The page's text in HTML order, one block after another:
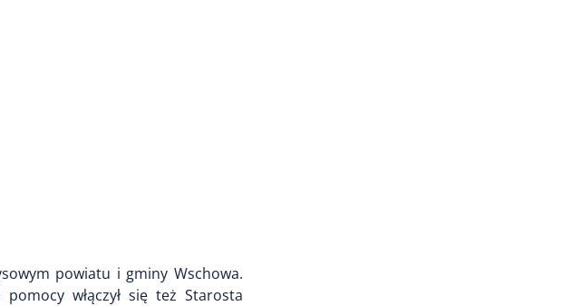
powiatu i gminy Wschowa.
włączył się też Starosta